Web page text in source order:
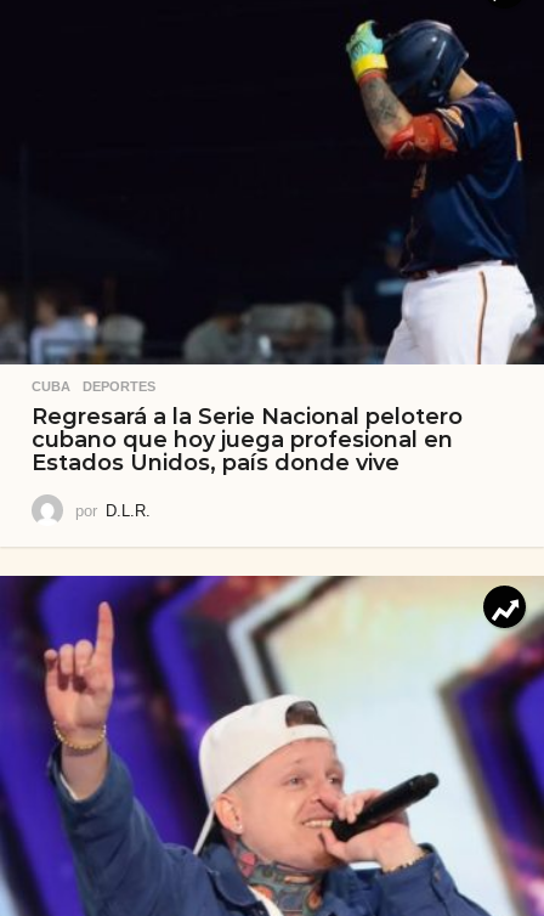
CUBA ,DEPORTES
Regresará a la Serie Nacional pelotero
cubano que hoy juega profesional en
Estados Unidos, país donde vive
por D.L.R.